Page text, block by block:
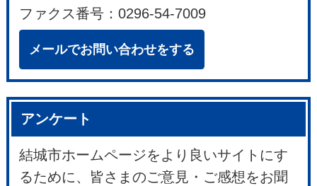
ファクス番号：0296-54-7009
メールでお問い合わせをする
アンケート
結城市ホームページをより良いサイトにす
るために、皆さまのご意見・ご感想をお聞